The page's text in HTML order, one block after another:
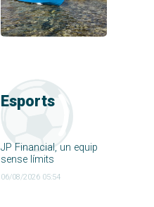
Esports
JP Financial, un equip
sense límits
06/08/2026 05:54